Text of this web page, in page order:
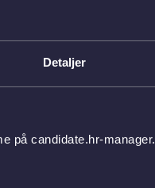
Detaljer
på candidate.hr-